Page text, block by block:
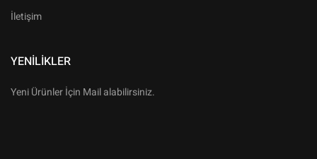
İletişim
YENILIKLER
Yeni Ürünler İçin Mail alabilirsiniz.